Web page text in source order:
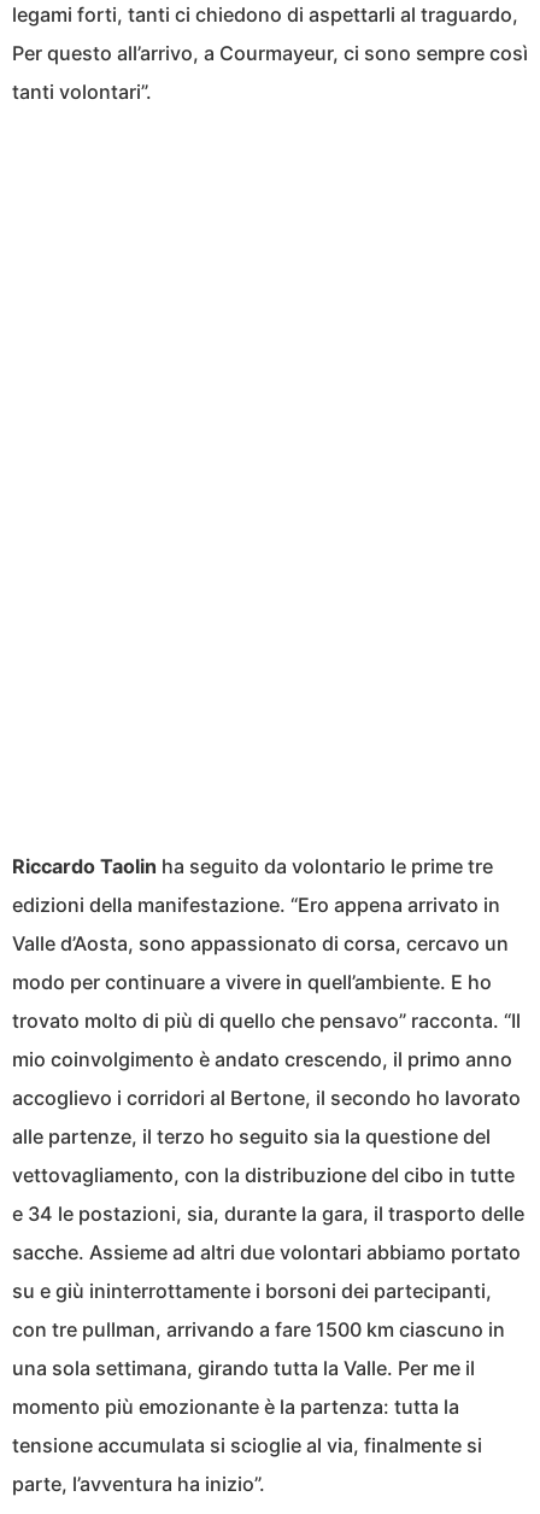
legami forti, tanti ci chiedono di aspettarli al traguardo,
Per questo all’arrivo, a Courmayeur, ci sono sempre così
tanti volontari”.
Riccardo Taolin ha seguito da volontario le prime tre
edizioni della manifestazione. “Ero appena arrivato in
Valle d’Aosta, sono appassionato di corsa, cercavo un
modo per continuare a vivere in quell’ambiente. E ho
trovato molto di più di quello che pensavo” racconta. “Il
mio coinvolgimento è andato crescendo, il primo anno
accoglievo i corridori al Bertone, il secondo ho lavorato
alle partenze, il terzo ho seguito sia la questione del
vettovagliamento, con la distribuzione del cibo in tutte
e 34 le postazioni, sia, durante la gara, il trasporto delle
sacche. Assieme ad altri due volontari abbiamo portato
su e giù ininterrottamente i borsoni dei partecipanti,
con tre pullman, arrivando a fare 1500 km ciascuno in
una sola settimana, girando tutta la Valle. Per me il
momento più emozionante è la partenza: tutta la
tensione accumulata si scioglie al via, finalmente si
parte, l’avventura ha inizio”.